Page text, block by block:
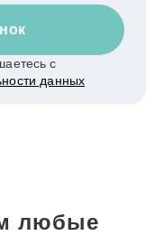
с
данных
любые